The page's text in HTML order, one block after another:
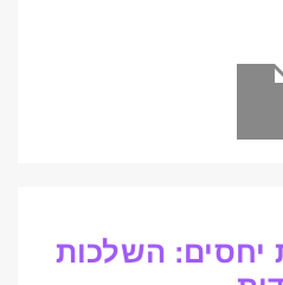
יחסים: השלכות